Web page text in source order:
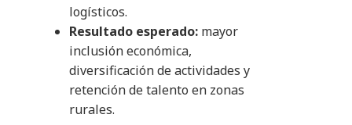
logísticos.
Resultado esperado: mayor
inclusión económica,
diversificación de actividades y
retención de talento en zonas
rurales.